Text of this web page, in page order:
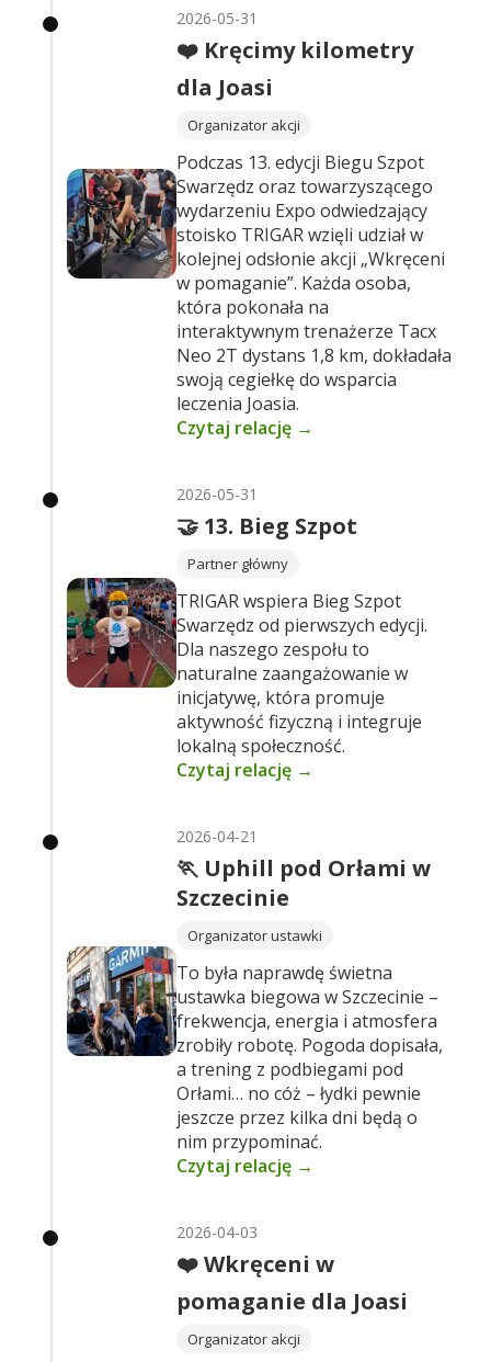
2026-05-31
❤️ Kręcimy kilometry
dla Joasi
Organizator akcji
Podczas 13. edycji Biegu Szpot
Swarzędz oraz towarzyszącego
wydarzeniu Expo odwiedzający
stoisko TRIGAR wzięli udział w
kolejnej odsłonie akcji „Wkręceni
w pomaganie”. Każda osoba,
która pokonała na
interaktywnym trenażerze Tacx
Neo 2T dystans 1,8 km, dokładała
swoją cegiełkę do wsparcia
leczenia Joasia.
Czytaj relację →
2026-05-31
🤝 13. Bieg Szpot
Partner główny
TRIGAR wspiera Bieg Szpot
Swarzędz od pierwszych edycji.
Dla naszego zespołu to
naturalne zaangażowanie w
inicjatywę, która promuje
aktywność fizyczną i integruje
lokalną społeczność.
Czytaj relację →
2026-04-21
🏃 Uphill pod Orłami w
Szczecinie
Organizator ustawki
To była naprawdę świetna
ustawka biegowa w Szczecinie –
frekwencja, energia i atmosfera
zrobiły robotę. Pogoda dopisała,
a trening z podbiegami pod
Orłami… no cóż – łydki pewnie
jeszcze przez kilka dni będą o
nim przypominać.
Czytaj relację →
2026-04-03
❤️ Wkręceni w
pomaganie dla Joasi
Organizator akcji